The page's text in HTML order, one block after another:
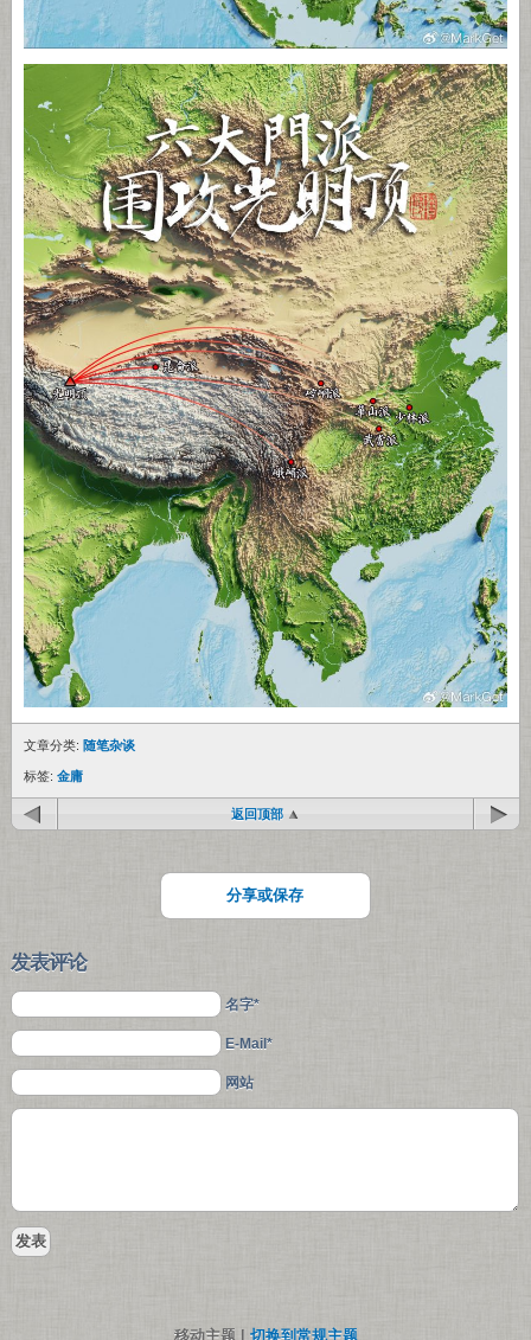
文章分类: 随笔杂谈
标签: 金庸
返回顶部
分享或保存
发表评论
名字*
E-Mail*
网站
移动主题 | 切换到常规主题